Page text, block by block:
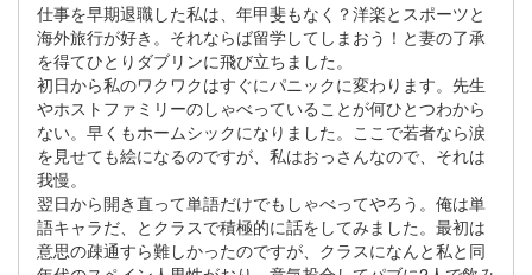
仕事を早期退職した私は、年甲斐もなく？洋楽とスポーツと
海外旅行が好き。それならば留学してしまおう！と妻の了承
を得てひとりダブリンに飛び立ちました。
初日から私のワクワクはすぐにパニックに変わります。先生
やホストファミリーのしゃべっていることが何ひとつわから
ない。早くもホームシックになりました。ここで若者なら涙
を見せても絵になるのですが、私はおっさんなので、それは
我慢。
翌日から開き直って単語だけでもしゃべってやろう。俺は単
語キャラだ、とクラスで積極的に話をしてみました。最初は
意思の疎通すら難しかったのですが、クラスになんと私と同